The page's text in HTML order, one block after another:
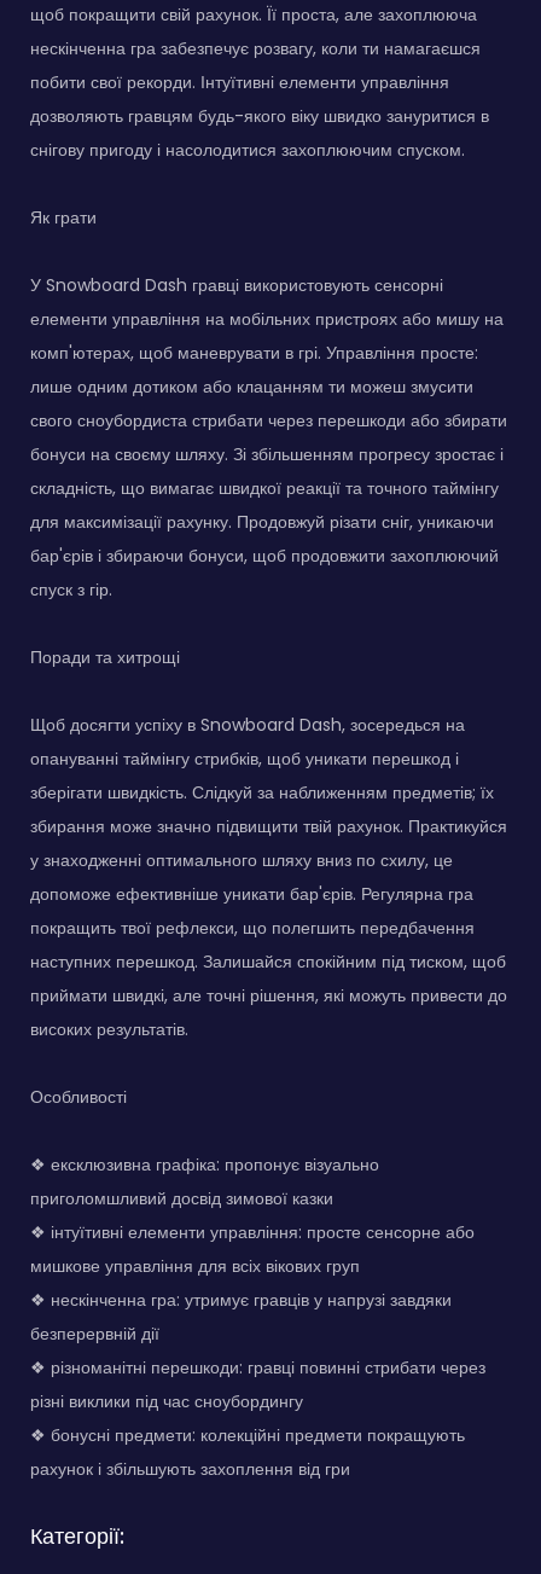
щоб покращити свій рахунок. Її проста, але захоплююча
нескінченна гра забезпечує розвагу, коли ти намагаєшся
побити свої рекорди. Інтуїтивні елементи управління
дозволяють гравцям будь-якого віку швидко зануритися в
снігову пригоду і насолодитися захоплюючим спуском.
Як грати
У Snowboard Dash гравці використовують сенсорні
елементи управління на мобільних пристроях або мишу на
комп'ютерах, щоб маневрувати в грі. Управління просте:
лише одним дотиком або клацанням ти можеш змусити
свого сноубордиста стрибати через перешкоди або збирати
бонуси на своєму шляху. Зі збільшенням прогресу зростає і
складність, що вимагає швидкої реакції та точного таймінгу
для максимізації рахунку. Продовжуй різати сніг, уникаючи
бар'єрів і збираючи бонуси, щоб продовжити захоплюючий
спуск з гір.
Поради та хитрощі
Щоб досягти успіху в Snowboard Dash, зосередься на
опануванні таймінгу стрибків, щоб уникати перешкод і
зберігати швидкість. Слідкуй за наближенням предметів; їх
збирання може значно підвищити твій рахунок. Практикуйся
у знаходженні оптимального шляху вниз по схилу, це
допоможе ефективніше уникати бар'єрів. Регулярна гра
покращить твої рефлекси, що полегшить передбачення
наступних перешкод. Залишайся спокійним під тиском, щоб
приймати швидкі, але точні рішення, які можуть привести до
високих результатів.
Особливості
❖ ексклюзивна графіка: пропонує візуально
приголомшливий досвід зимової казки
❖ інтуїтивні елементи управління: просте сенсорне або
мишкове управління для всіх вікових груп
❖ нескінченна гра: утримує гравців у напрузі завдяки
безперервній дії
❖ різноманітні перешкоди: гравці повинні стрибати через
різні виклики під час сноубордингу
❖ бонусні предмети: колекційні предмети покращують
рахунок і збільшують захоплення від гри
Категорії: